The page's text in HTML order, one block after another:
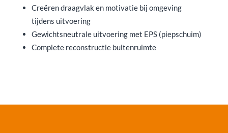
Creëren draagvlak en motivatie bij omgeving
tijdens uitvoering
Gewichtsneutrale uitvoering met EPS (piepschuim)
Complete reconstructie buitenruimte